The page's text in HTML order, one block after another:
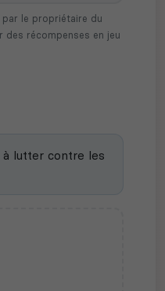
le propriétaire du
récompenses en jeu
lutter contre les